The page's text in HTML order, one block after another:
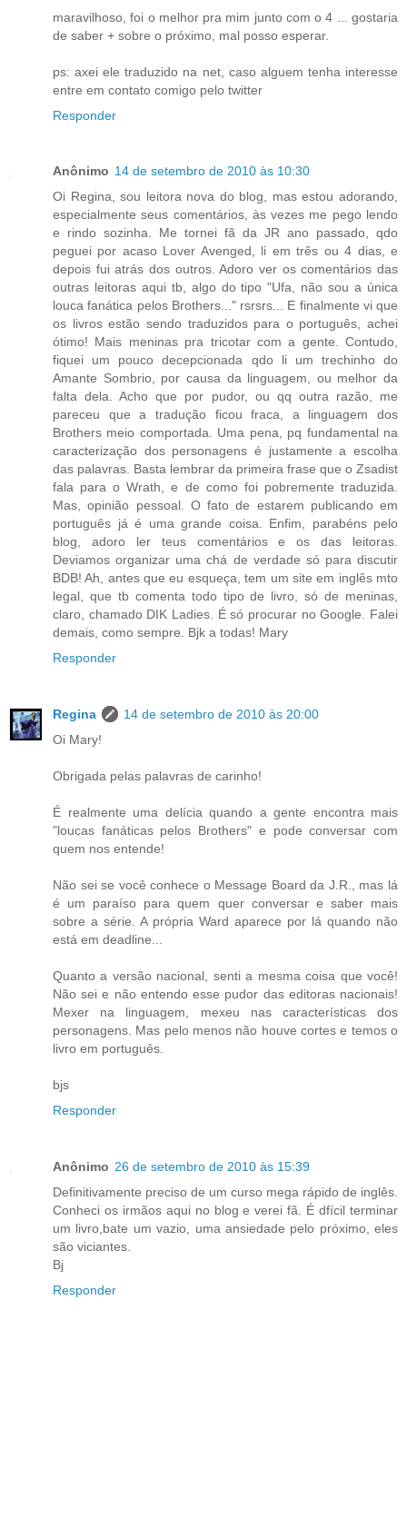
maravilhoso, foi o melhor pra mim junto com o 4 ... gostaria
de saber + sobre o próximo, mal posso esperar.
ps: axei ele traduzido na net, caso alguem tenha interesse
entre em contato comigo pelo twitter
Responder
Anônimo 14 de setembro de 2010 às 10:30
Oi Regina, sou leitora nova do blog, mas estou adorando,
especialmente seus comentários, às vezes me pego lendo
e rindo sozinha. Me tornei fã da JR ano passado, qdo
peguei por acaso Lover Avenged, li em três ou 4 dias, e
depois fui atrás dos outros. Adoro ver os comentários das
outras leitoras aqui tb, algo do tipo "Ufa, não sou a única
louca fanática pelos Brothers..." rsrsrs... E finalmente vi que
os livros estão sendo traduzidos para o português, achei
ótimo! Mais meninas pra tricotar com a gente. Contudo,
fiquei um pouco decepcionada qdo li um trechinho do
Amante Sombrio, por causa da linguagem, ou melhor da
falta dela. Acho que por pudor, ou qq outra razão, me
pareceu que a tradução ficou fraca, a linguagem dos
Brothers meio comportada. Uma pena, pq fundamental na
caracterização dos personagens é justamente a escolha
das palavras. Basta lembrar da primeira frase que o Zsadist
fala para o Wrath, e de como foi pobremente traduzida.
Mas, opinião pessoal. O fato de estarem publicando em
português já é uma grande coisa. Enfim, parabéns pelo
blog, adoro ler teus comentários e os das leitoras.
Deviamos organizar uma chá de verdade só para discutir
BDB! Ah, antes que eu esqueça, tem um site em inglês mto
legal, que tb comenta todo tipo de livro, só de meninas,
claro, chamado DIK Ladies. É só procurar no Google. Falei
demais, como sempre. Bjk a todas! Mary
Responder
Regina
14 de setembro de 2010 às 20:00
Oi Mary!
Obrigada pelas palavras de carinho!
É realmente uma delícia quando a gente encontra mais
"loucas fanáticas pelos Brothers" e pode conversar com
quem nos entende!
Não sei se você conhece o Message Board da J.R., mas lá
é um paraíso para quem quer conversar e saber mais
sobre a série. A própria Ward aparece por lá quando não
está em deadline...
Quanto a versão nacional, senti a mesma coisa que você!
Não sei e não entendo esse pudor das editoras nacionais!
Mexer na linguagem, mexeu nas características dos
personagens. Mas pelo menos não houve cortes e temos o
livro em português.
bjs
Responder
Anônimo 26 de setembro de 2010 às 15:39
Definitivamente preciso de um curso mega rápido de inglês.
Conheci os irmãos aqui no blog e verei fã. É dfícil terminar
um livro,bate um vazio, uma ansiedade pelo próximo, eles
são viciantes.
Bj
Responder